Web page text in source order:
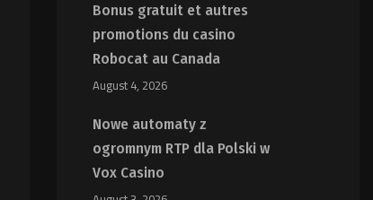
Bonus gratuit et autres
promotions du casino
Robocat au Canada
August 4, 2026
Nowe automaty z
ogromnym RTP dla Polski w
Vox Casino